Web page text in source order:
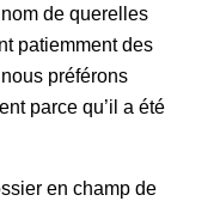
de querelles
patiemment des
préférons
parce qu’il a été
en champ de